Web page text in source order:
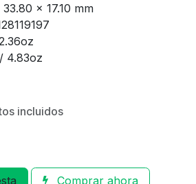
x 17.10 mm
4.83oz
incluidos
Comprar ahora